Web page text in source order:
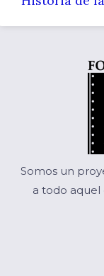
Somos un
a todo aquel